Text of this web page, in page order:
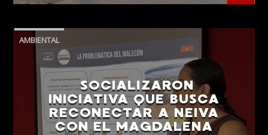
AMBIENTAL
SOCIALIZARON
INICIATIVA QUE BUSCA
RECONECTAR A NEIVA
CON EL MAGDALENA